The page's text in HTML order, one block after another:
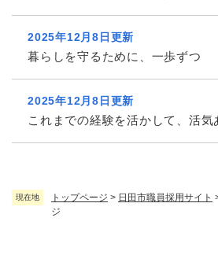
現在地 トップページ > 日田市職員採用サイト
ジ
2025年12月8日更新
暮らしを守るために、一歩ずつ
2025年12月8日更新
これまでの経験を活かして、活気